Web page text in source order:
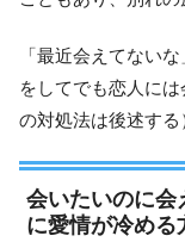
「最近会えてない
をしてでも恋人に
の対処法は後述する
会いたいのに会
に愛情が冷める